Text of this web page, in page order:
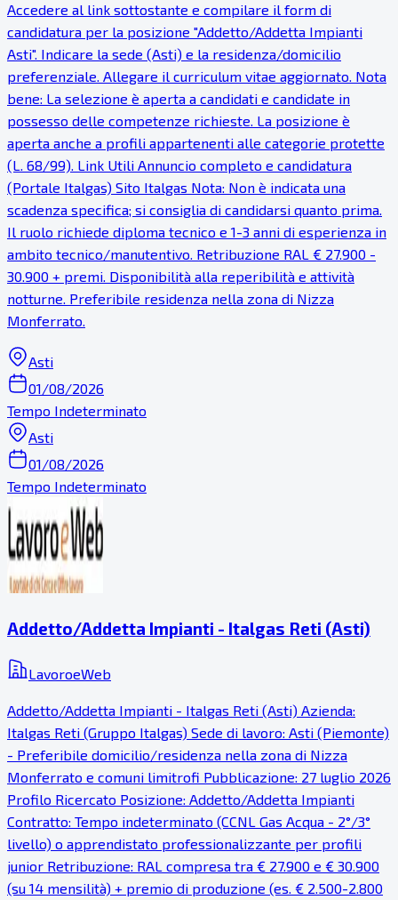
Accedere al link sottostante e compilare il form di
candidatura per la posizione "Addetto/Addetta Impianti
Asti". Indicare la sede (Asti) e la residenza/domicilio
preferenziale. Allegare il curriculum vitae aggiornato. Nota
bene: La selezione è aperta a candidati e candidate in
possesso delle competenze richieste. La posizione è
aperta anche a profili appartenenti alle categorie protette
(L. 68/99). Link Utili Annuncio completo e candidatura
(Portale Italgas) Sito Italgas Nota: Non è indicata una
scadenza specifica; si consiglia di candidarsi quanto prima.
Il ruolo richiede diploma tecnico e 1-3 anni di esperienza in
ambito tecnico/manutentivo. Retribuzione RAL € 27.900 -
30.900 + premi. Disponibilità alla reperibilità e attività
notturne. Preferibile residenza nella zona di Nizza
Monferrato.
Asti
01/08/2026
Tempo Indeterminato
Asti
01/08/2026
Tempo Indeterminato
Addetto/Addetta Impianti - Italgas Reti (Asti)
LavoroeWeb
Addetto/Addetta Impianti - Italgas Reti (Asti) Azienda:
Italgas Reti (Gruppo Italgas) Sede di lavoro: Asti (Piemonte)
- Preferibile domicilio/residenza nella zona di Nizza
Monferrato e comuni limitrofi Pubblicazione: 27 luglio 2026
Profilo Ricercato Posizione: Addetto/Addetta Impianti
Contratto: Tempo indeterminato (CCNL Gas Acqua - 2°/3°
livello) o apprendistato professionalizzante per profili
junior Retribuzione: RAL compresa tra € 27.900 e € 30.900
(su 14 mensilità) + premio di produzione (es. € 2.500-2.800